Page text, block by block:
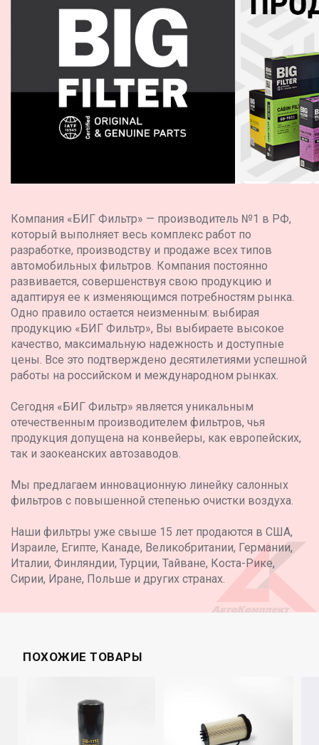
Компания «БИГ Фильтр» — производитель №1 в РФ,
который выполняет весь комплекс работ по
разработке, производству и продаже всех типов
автомобильных фильтров. Компания постоянно
развивается, совершенствуя свою продукцию и
адаптируя ее к изменяющимся потребностям рынка.
Одно правило остается неизменным: выбирая
продукцию «БИГ Фильтр», Вы выбираете высокое
качество, максимальную надежность и доступные
цены. Все это подтверждено десятилетиями успешной
работы на российском и международном рынках.
Сегодня «БИГ Фильтр» является уникальным
отечественным производителем фильтров, чья
продукция допущена на конвейеры, как европейских,
так и заокеанских автозаводов.
Мы предлагаем инновационную линейку салонных
фильтров с повышенной степенью очистки воздуха.
Наши фильтры уже свыше 15 лет продаются в США,
Израиле, Египте, Канаде, Великобритании, Германии,
Италии, Финляндии, Турции, Тайване, Коста-Рике,
Сирии, Иране, Польше и других странах.
ПОХОЖИЕ ТОВАРЫ